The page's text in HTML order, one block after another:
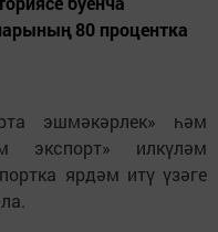
80 процентка
эшмәкәрлек» һәм
экспорт» илкүләм
ярдәм итү үзәге